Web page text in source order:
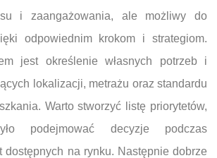
i zaangażowania, ale możliwy do
odpowiednim krokom i strategiom.
jest określenie własnych potrzeb i
lokalizacji, metrażu oraz standardu
Warto stworzyć listę priorytetów,
podejmować decyzje podczas
dostępnych na rynku. Następnie dobrze